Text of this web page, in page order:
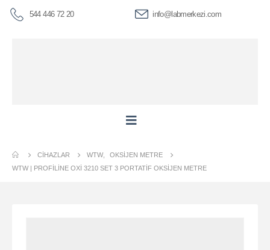
544 446 72 20 info@labmerkezi.com
CIHAZLAR WTW
OKSIJEN METRE
WTW | PROFILINE OXI 3210 SET 3 PORTATIF OKSIJEN METRE